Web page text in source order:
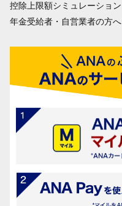
控除上限額シミュレーション
年金受給者・自営業者の方へ